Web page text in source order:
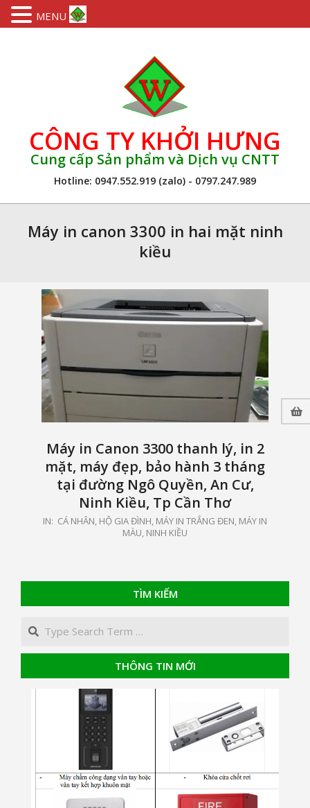
CÔNG TY KHỞI HƯNG
Cung cấp Sản phẩm và Dịch vụ CNTT
Hotline: 0947.552.919 (zalo) - 0797.247.989
NavigationMáy in canon 3300 in hai mặt ninh
kiều
Máy in Canon 3300 thanh lý, in 2
mặt, máy đẹp, bảo hành 3 tháng
tại đường Ngô Quyền, An Cư,
Ninh Kiều, Tp Cần Thơ
2020-
IN: CÁ NHÂN, HỘ GIA ĐÌNH, MÁY IN TRẮNG ĐEN, MÁY IN
MÀU, NINH KIỀU
TÌM KIẾM
Search
THÔNG TIN MỚI
MENU